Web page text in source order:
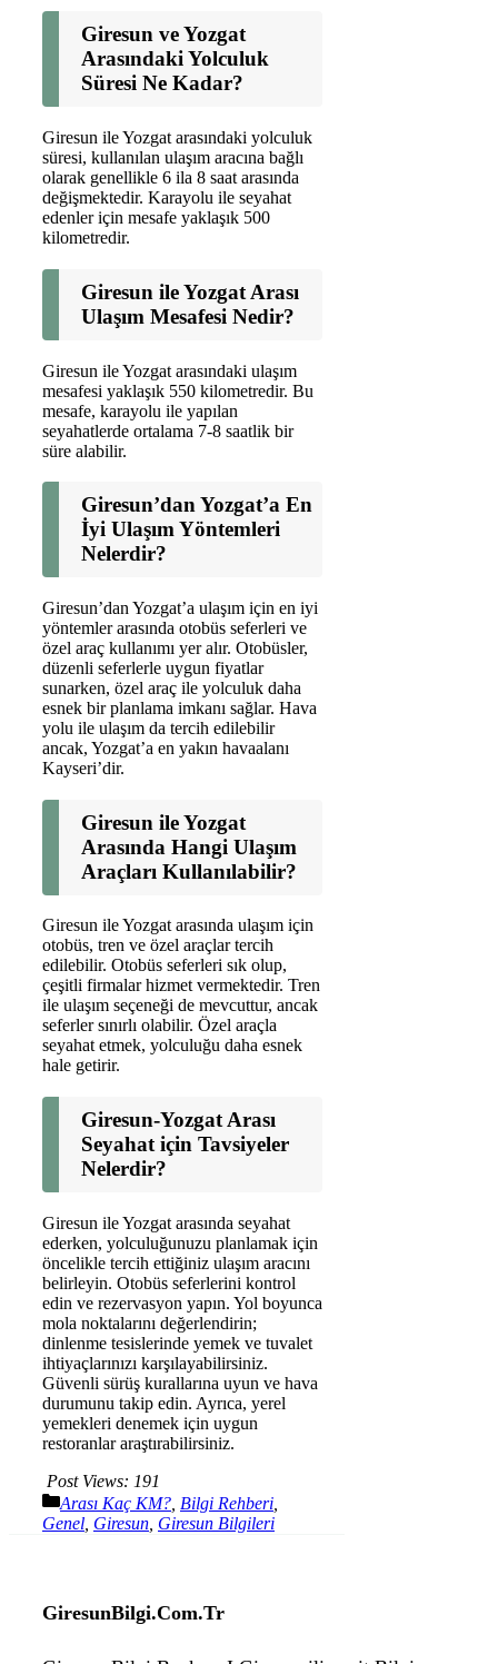
Giresun ve Yozgat
Arasındaki Yolculuk
Süresi Ne Kadar?
Giresun ile Yozgat arasındaki yolculuk
süresi, kullanılan ulaşım aracına bağlı
olarak genellikle 6 ila 8 saat arasında
değişmektedir. Karayolu ile seyahat
edenler için mesafe yaklaşık 500
kilometredir.
Giresun ile Yozgat Arası
Ulaşım Mesafesi Nedir?
Giresun ile Yozgat arasındaki ulaşım
mesafesi yaklaşık 550 kilometredir. Bu
mesafe, karayolu ile yapılan
seyahatlerde ortalama 7-8 saatlik bir
süre alabilir.
Giresun’dan Yozgat’a En
İyi Ulaşım Yöntemleri
Nelerdir?
Giresun’dan Yozgat’a ulaşım için en iyi
yöntemler arasında otobüs seferleri ve
özel araç kullanımı yer alır. Otobüsler,
düzenli seferlerle uygun fiyatlar
sunarken, özel araç ile yolculuk daha
esnek bir planlama imkanı sağlar. Hava
yolu ile ulaşım da tercih edilebilir
ancak, Yozgat’a en yakın havaalanı
Kayseri’dir.
Giresun ile Yozgat
Arasında Hangi Ulaşım
Araçları Kullanılabilir?
Giresun ile Yozgat arasında ulaşım için
otobüs, tren ve özel araçlar tercih
edilebilir. Otobüs seferleri sık olup,
çeşitli firmalar hizmet vermektedir. Tren
ile ulaşım seçeneği de mevcuttur, ancak
seferler sınırlı olabilir. Özel araçla
seyahat etmek, yolculuğu daha esnek
hale getirir.
Giresun-Yozgat Arası
Seyahat için Tavsiyeler
Nelerdir?
Giresun ile Yozgat arasında seyahat
ederken, yolculuğunuzu planlamak için
öncelikle tercih ettiğiniz ulaşım aracını
belirleyin. Otobüs seferlerini kontrol
edin ve rezervasyon yapın. Yol boyunca
mola noktalarını değerlendirin;
dinlenme tesislerinde yemek ve tuvalet
ihtiyaçlarınızı karşılayabilirsiniz.
Güvenli sürüş kurallarına uyun ve hava
durumunu takip edin. Ayrıca, yerel
yemekleri denemek için uygun
restoranlar araştırabilirsiniz.
Post Views: 191
Kategoriler
Arası Kaç KM? Bilgi Rehberi
Genel Giresun Giresun Bilgileri
GiresunBilgi.Com.Tr